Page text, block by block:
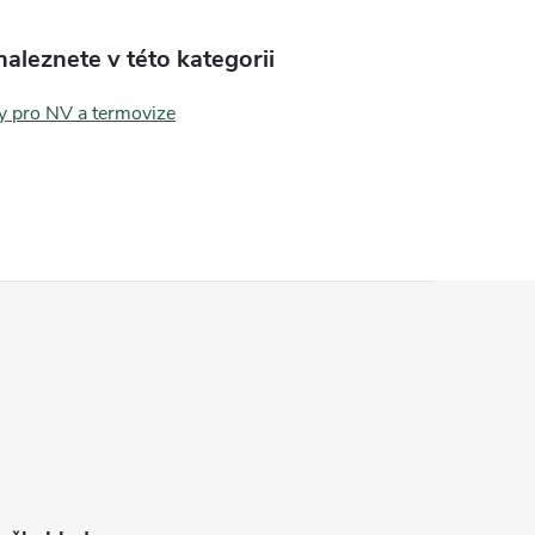
v této kategorii
pro NV a termovize